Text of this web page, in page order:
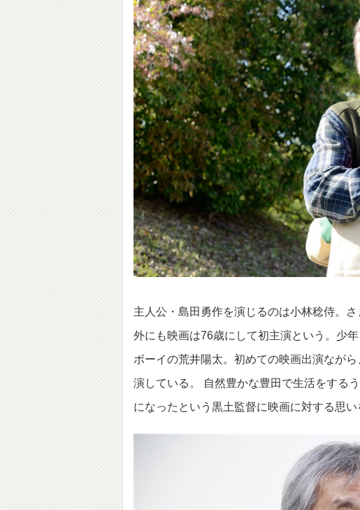
主人公・島田勇作を演じるのは小林稔侍。
外にも映画は76歳にして初主演という。少
ボーイの荒井陽太。初めての映画出演なが
演している。 自然豊かな豊田で生活をする
になったという黒土監督に映画に対する思い